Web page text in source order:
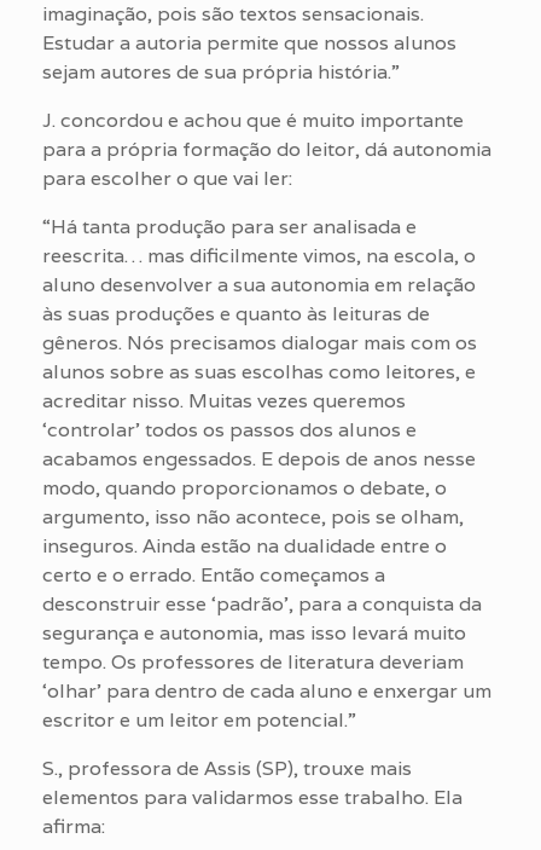
imaginação, pois são textos sensacionais.
Estudar a autoria permite que nossos alunos
sejam autores de sua própria história.”
J. concordou e achou que é muito importante
para a própria formação do leitor, dá autonomia
para escolher o que vai ler:
“Há tanta produção para ser analisada e
reescrita… mas dificilmente vimos, na escola, o
aluno desenvolver a sua autonomia em relação
às suas produções e quanto às leituras de
gêneros. Nós precisamos dialogar mais com os
alunos sobre as suas escolhas como leitores, e
acreditar nisso. Muitas vezes queremos
‘controlar’ todos os passos dos alunos e
acabamos engessados. E depois de anos nesse
modo, quando proporcionamos o debate, o
argumento, isso não acontece, pois se olham,
inseguros. Ainda estão na dualidade entre o
certo e o errado. Então começamos a
desconstruir esse ‘padrão’, para a conquista da
segurança e autonomia, mas isso levará muito
tempo. Os professores de literatura deveriam
‘olhar’ para dentro de cada aluno e enxergar um
escritor e um leitor em potencial.”
S., professora de Assis (SP), trouxe mais
elementos para validarmos esse trabalho. Ela
afirma: